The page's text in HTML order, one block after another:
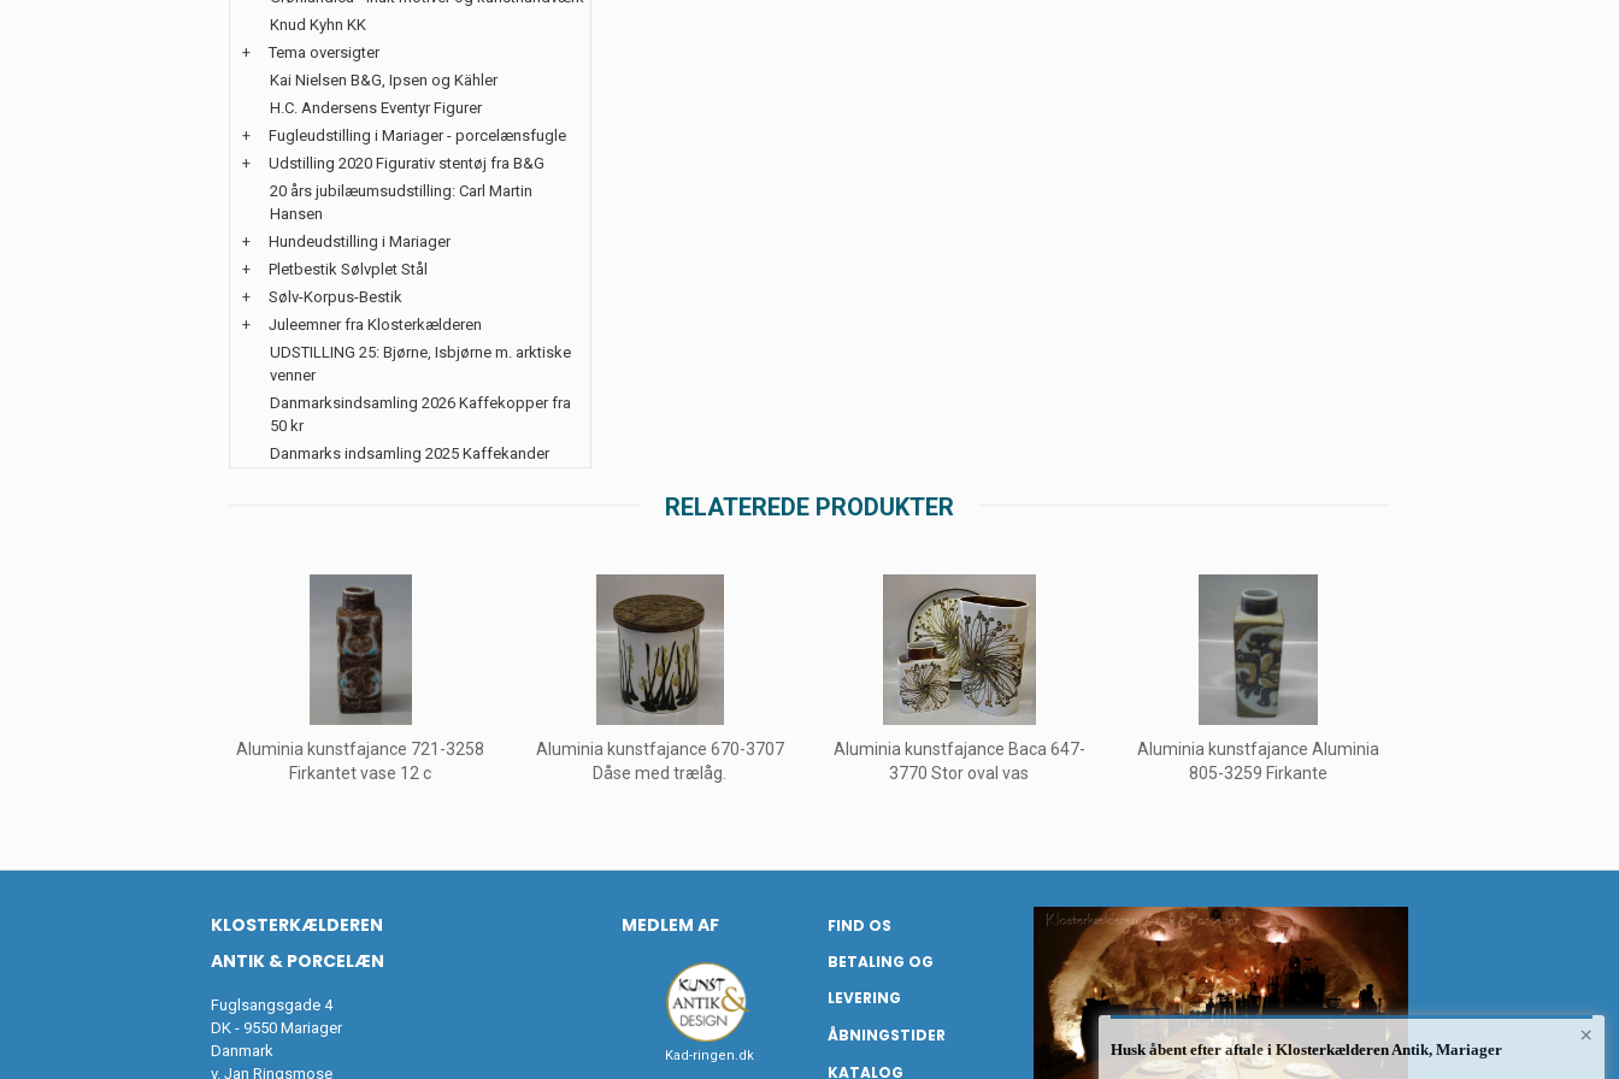
Knud Kyhn KK
+
Tema oversigter
Kai Nielsen B&G, Ipsen og Kähler
H.C. Andersens Eventyr Figurer
+
Fugleudstilling i Mariager - porcelænsfugle
+
Udstilling 2020 Figurativ stentøj fra B&G
20 års jubilæumsudstilling: Carl Martin
Hansen
+
Hundeudstilling i Mariager
+
Pletbestik Sølvplet Stål
+
Sølv-Korpus-Bestik
+
Juleemner fra Klosterkælderen
UDSTILLING 25: Bjørne, Isbjørne m. arktiske
venner
Danmarksindsamling 2026 Kaffekopper fra
50 kr
Danmarks indsamling 2025 Kaffekander
RELATEREDE PRODUKTER
Aluminia kunstfajance 721-3258
Firkantet vase 12 c
Aluminia kunstfajance 670-3707
Dåse med trælåg.
Aluminia kunstfajance Baca 647-
3770 Stor oval vas
Aluminia kunstfajance Aluminia
805-3259 Firkante
KLOSTERKÆLDEREN
ANTIK & PORCELÆN
Fuglsangsgade 4
DK - 9550 Mariager
Danmark
v. Jan Ringsmose
MEDLEM AF
Kad-ringen.dk
FIND OS
BETALING OG
LEVERING
ÅBNINGSTIDER
KATALOG
×
Husk åbent efter aftale i Klosterkælderen Antik, Mariager